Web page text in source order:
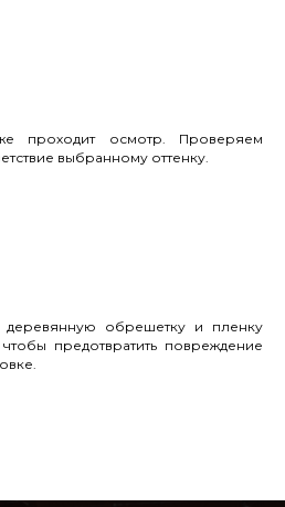
проходит осмотр. Проверяем
выбранному оттенку.
обрешетку и пленку
предотвратить повреждение